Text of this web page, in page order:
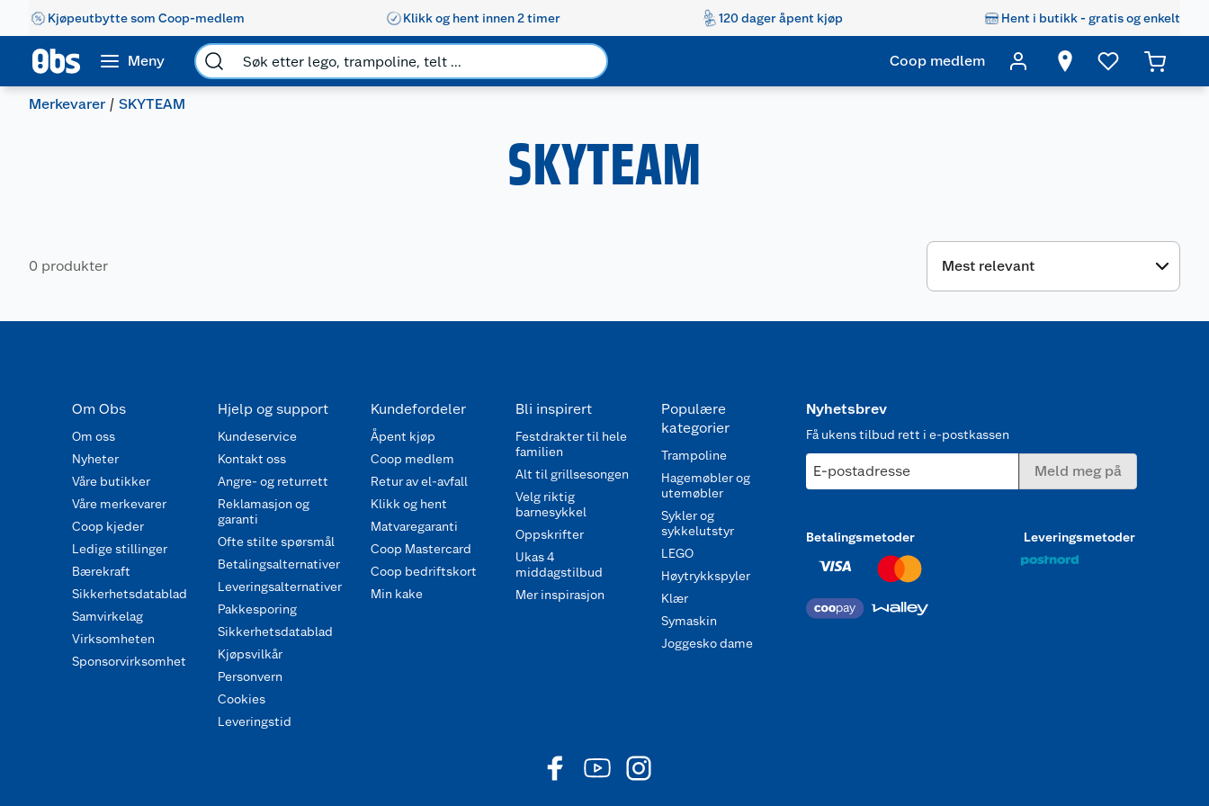
Kjøpeutbytte som Coop-medlem Klikk og hent innen 2 timer 120 dager åpent kjøp Hent i butikk - gratis og enkelt
Meny Coop medlem
Merkevarer SKYTEAM
SKYTEAM
0 produkter
Om Obs
Om oss
Nyheter
Våre butikker
Våre merkevarer
Coop kjeder
Ledige stillinger
Bærekraft
Sikkerhetsdatablad
Samvirkelag
Virksomheten
Sponsorvirksomhet
Hjelp og support
Kundeservice
Kontakt oss
Angre- og returrett
Reklamasjon og
garanti
Ofte stilte spørsmål
Betalingsalternativer
Leveringsalternativer
Pakkesporing
Sikkerhetsdatablad
Kjøpsvilkår
Personvern
Cookies
Leveringstid
Kundefordeler
Åpent kjøp
Coop medlem
Retur av el-avfall
Klikk og hent
Matvaregaranti
Coop Mastercard
Coop bedriftskort
Min kake
Bli inspirert
Festdrakter til hele
familien
Alt til grillsesongen
Velg riktig
barnesykkel
Oppskrifter
Ukas 4
middagstilbud
Mer inspirasjon
Populære
kategorier
Trampoline
Hagemøbler og
utemøbler
Sykler og
sykkelutstyr
LEGO
Høytrykkspyler
Klær
Symaskin
Joggesko dame
Nyhetsbrev
Få ukens tilbud rett i e-postkassen
E-postadresse Meld meg på
Betalingsmetoder Leveringsmetoder